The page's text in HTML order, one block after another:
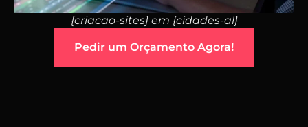
{criacao-sites} em {cidades-al}
Pedir um Orçamento Agora!